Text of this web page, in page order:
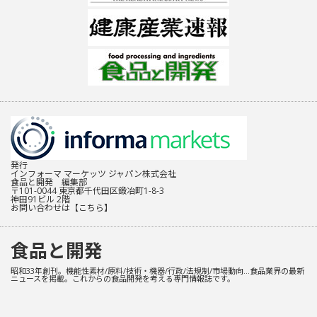
発行
インフォーマ マーケッツ ジャパン株式会社
食品と開発 編集部
〒101-0044 東京都千代田区鍛冶町1-8-3
神田91ビル 2階
お問い合わせは 【こちら】
食品と開発
昭和33年創刊。機能性素材/原料/技術・機器/行政/法規制/市場動向…食品業界の最新
ニュースを掲載。これからの食品開発を考える専門情報誌です。